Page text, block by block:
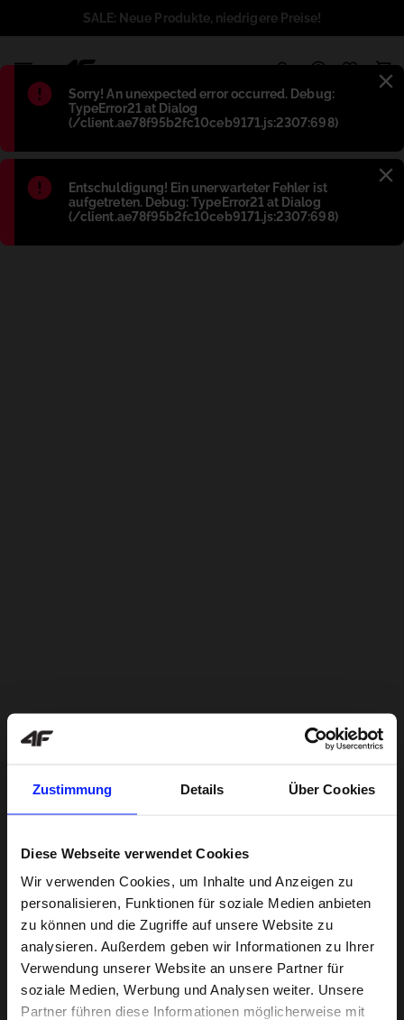
Zustimmung Details Über Cookies
Diese Webseite verwendet Cookies
Wir verwenden Cookies, um Inhalte und Anzeigen zu
personalisieren, Funktionen für soziale Medien anbieten
zu können und die Zugriffe auf unsere Website zu
analysieren. Außerdem geben wir Informationen zu Ihrer
Verwendung unserer Website an unsere Partner für
soziale Medien, Werbung und Analysen weiter. Unsere
Partner führen diese Informationen möglicherweise mit
Błąd:
Sorry! An unexpected error occurred. Debug:
TypeError21 at Dialog
(/client.ae78f95b2fc10ceb9171.js:2307:698)
Błąd:
Entschuldigung! Ein unerwarteter Fehler ist
aufgetreten. Debug: TypeError21 at Dialog
(/client.ae78f95b2fc10ceb9171.js:2307:698)
SALE: Neue Produkte, niedrigere Preise!